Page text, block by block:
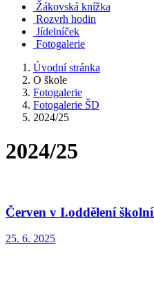
Žákovská knížka
Rozvrh hodin
Jídelníček
Fotogalerie
Úvodní stránka
O škole
Fotogalerie
Fotogalerie ŠD
2024/25
2024/25
Červen v I.oddělení
25. 6. 2025